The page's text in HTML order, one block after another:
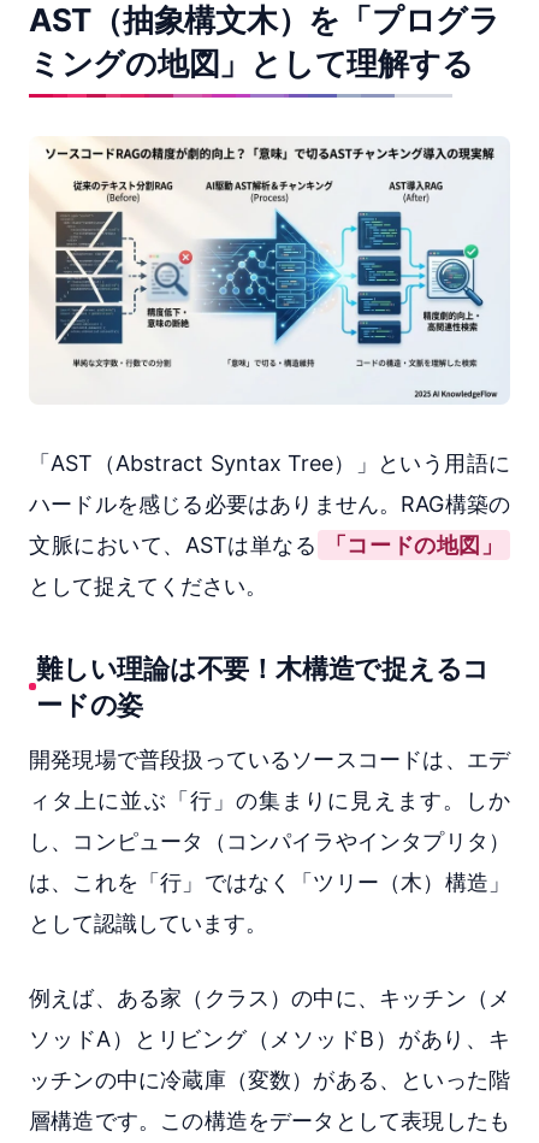
AST（抽象構文木）を「プログラ
ミングの地図」として理解する
「AST（Abstract Syntax Tree）」という用語に
ハードルを感じる必要はありません。RAG構築の
文脈において、ASTは単なる
「コードの地図」
として捉えてください。
難しい理論は不要！木構造で捉えるコ
ードの姿
開発現場で普段扱っているソースコードは、エデ
ィタ上に並ぶ「行」の集まりに見えます。しか
し、コンピュータ（コンパイラやインタプリタ）
は、これを「行」ではなく「ツリー（木）構造」
として認識しています。
例えば、ある家（クラス）の中に、キッチン（メ
ソッドA）とリビング（メソッドB）があり、キ
ッチンの中に冷蔵庫（変数）がある、といった階
層構造です。この構造をデータとして表現したも